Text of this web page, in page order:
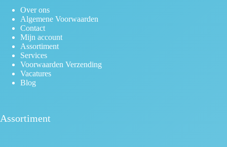
Over ons
Algemene Voorwaarden
Contact
Mijn account
Assortiment
Services
Voorwaarden Verzending
Vacatures
Blog
Assortiment